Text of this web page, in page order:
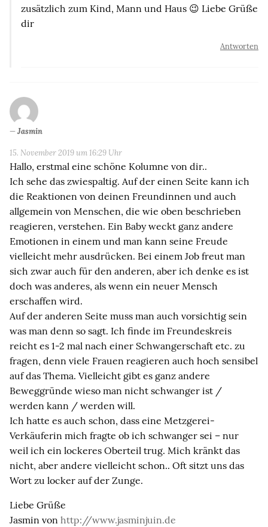
zusätzlich zum Kind, Mann und Haus 😉 Liebe Grüße
dir
Antworten
Jasmin
15. November 2019 um 16:29 Uhr
Hallo, erstmal eine schöne Kolumne von dir..
Ich sehe das zwiespaltig. Auf der einen Seite kann ich
die Reaktionen von deinen Freundinnen und auch
allgemein von Menschen, die wie oben beschrieben
reagieren, verstehen. Ein Baby weckt ganz andere
Emotionen in einem und man kann seine Freude
vielleicht mehr ausdrücken. Bei einem Job freut man
sich zwar auch für den anderen, aber ich denke es ist
doch was anderes, als wenn ein neuer Mensch
erschaffen wird.
Auf der anderen Seite muss man auch vorsichtig sein
was man denn so sagt. Ich finde im Freundeskreis
reicht es 1-2 mal nach einer Schwangerschaft etc. zu
fragen, denn viele Frauen reagieren auch hoch sensibel
auf das Thema. Vielleicht gibt es ganz andere
Beweggründe wieso man nicht schwanger ist /
werden kann / werden will.
Ich hatte es auch schon, dass eine Metzgerei-
Verkäuferin mich fragte ob ich schwanger sei – nur
weil ich ein lockeres Oberteil trug. Mich kränkt das
nicht, aber andere vielleicht schon.. Oft sitzt uns das
Wort zu locker auf der Zunge.
Liebe Grüße
Jasmin von http://www.jasminjuin.de